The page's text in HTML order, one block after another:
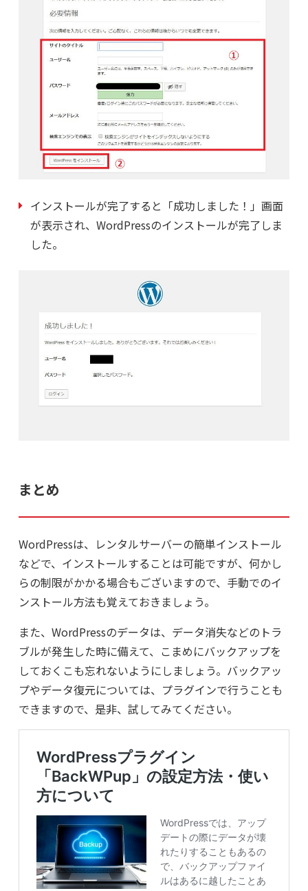
インストールが完了すると「成功しました！」画面
が表示され、WordPressのインストールが完了しま
した。
まとめ
WordPressは、レンタルサーバーの簡単インストール
などで、インストールすることは可能ですが、何かし
らの制限がかかる場合もございますので、手動でのイ
ンストール方法も覚えておきましょう。
また、WordPressのデータは、データ消失などのトラ
ブルが発生した時に備えて、こまめにバックアップを
しておくこも忘れないようにしましょう。バックアッ
プやデータ復元については、プラグインで行うことも
できますので、是非、試してみてください。